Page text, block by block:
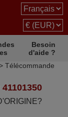
Besoin
d'aide ?
Télécommande